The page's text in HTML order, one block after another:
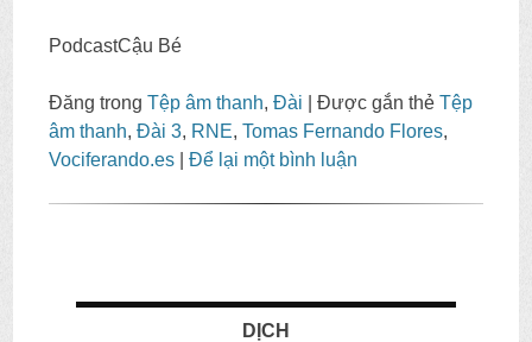
PodcastCậu Bé
Đăng trongTệp âm thanh,Đài |Được gắn thẻTệp
âm thanh,Đài 3, RNE,Tomas Fernando Flores,
Vociferando.es
|Để lại một bình luận
DỊCH